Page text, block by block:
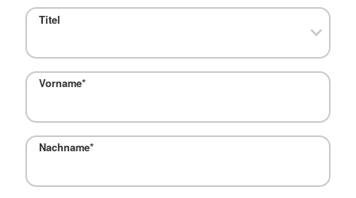
Titel
Vorname*
Nachname*